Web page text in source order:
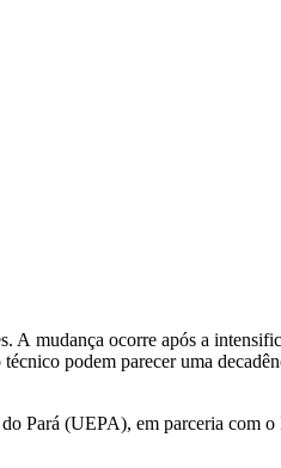
A mudança ocorre após a
podem parecer uma
Pará (UEPA), em parceria com